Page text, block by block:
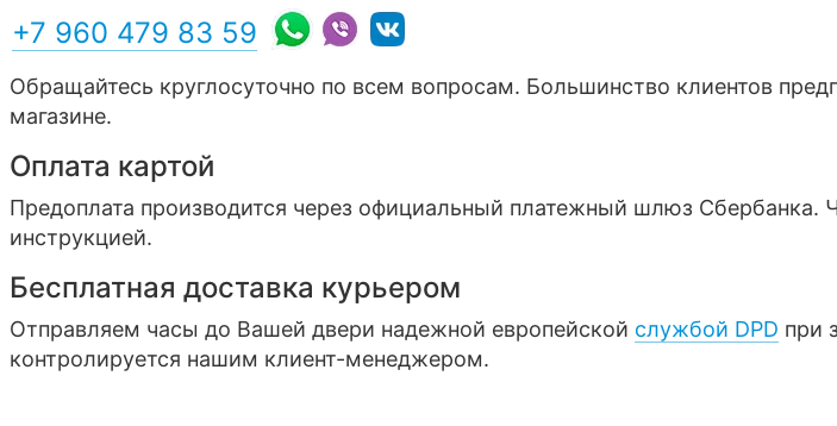
+7 960 479 83 59
Обращайтесь круглосуточно по всем вопросам. Большинство клиентов
магазине.
Оплата картой
Предоплата производится через официальный платежный шлюз
инструкцией.
Бесплатная доставка курьером
Отправляем часы до Вашей двери надежной европейской службой DPD при
контролируется нашим клиент-менеджером.